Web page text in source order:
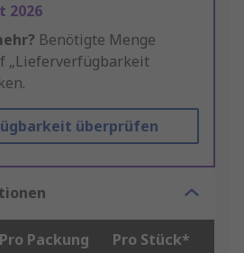
2026
Benötigte Menge
„Lieferverfügbarkeit
überprüfen
Pro Packung Pro Stück*